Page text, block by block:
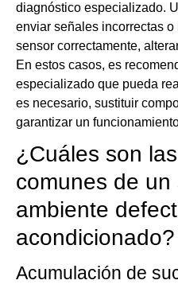
diagnóstico especializado.
enviar señales incorrectas
sensor correctamente,
En estos casos, es
especializado que pueda
es necesario, sustituir
garantizar un
¿Cuáles son
comunes de un
ambiente
acondicionado?
Acumulación de